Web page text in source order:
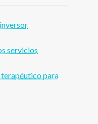
servicios
para